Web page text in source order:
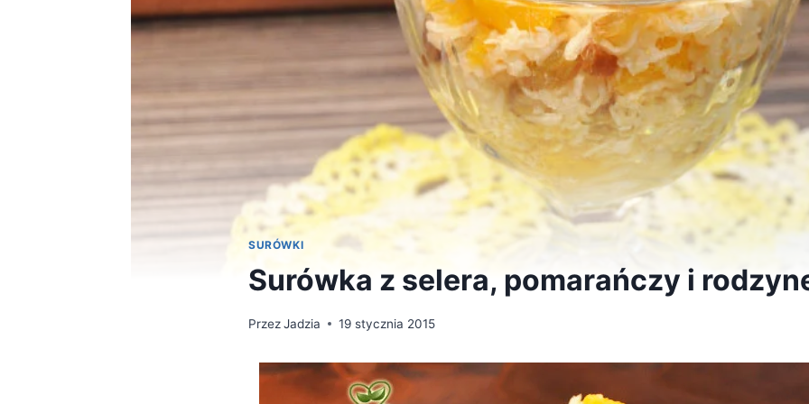
SURÓWKI
Surówka z selera, pomarańczy i
PrzezJadzia 19 stycznia 2015